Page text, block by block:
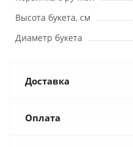
Высота букета, см
Диаметр букета
Доставка
Оплата